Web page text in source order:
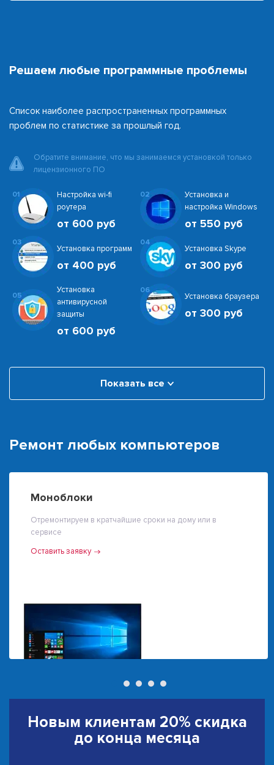
Решаем любые программные проблемы
Список наиболее распространенных программных
проблем по статистике за прошлый год.
Обратите внимание, что мы занимаемся установкой только
лицензионного ПО
01
Настройка wi-fi
роутера
от 600 руб
02
Установка и
настройка Windows
от 550 руб
03
Установка программ
от 400 руб
04
Установка Skype
от 300 руб
05
Установка
антивирусной
защиты
от 600 руб
06
Установка браузера
от 300 руб
Показать все
Ремонт любых компьютеров
Моноблоки
Отремонтируем в кратчайшие сроки на дому или в
сервисе
Оставить заявку
Новым клиентам 20% скидка
до конца месяца